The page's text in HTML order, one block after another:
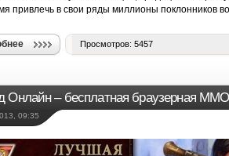
привлечь в свои ряды миллионы поклонников
Просмотров: 5457
Онлайн – бесплатная браузерная
09:35